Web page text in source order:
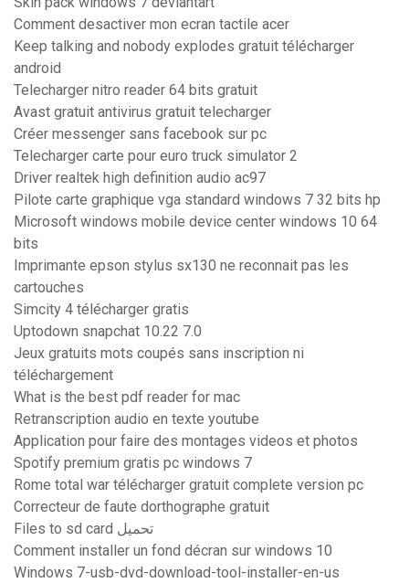
Comment desactiver mon ecran tactile acer
Keep talking and nobody explodes gratuit télécharger
android
Telecharger nitro reader 64 bits gratuit
Avast gratuit antivirus gratuit telecharger
Créer messenger sans facebook sur pc
Telecharger carte pour euro truck simulator 2
Driver realtek high definition audio ac97
Pilote carte graphique vga standard windows 7 32 bits hp
Microsoft windows mobile device center windows 10 64
bits
Imprimante epson stylus sx130 ne reconnait pas les
cartouches
Simcity 4 télécharger gratis
Uptodown snapchat 10.22 7.0
Jeux gratuits mots coupés sans inscription ni
téléchargement
What is the best pdf reader for mac
Retranscription audio en texte youtube
Application pour faire des montages videos et photos
Spotify premium gratis pc windows 7
Rome total war télécharger gratuit complete version pc
Correcteur de faute dorthographe gratuit
Files to sd card تحميل
Comment installer un fond décran sur windows 10
Windows 7-usb-dvd-download-tool-installer-en-us